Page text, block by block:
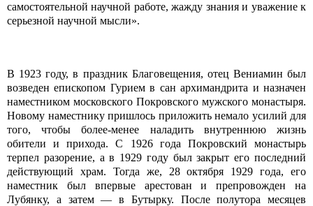
самостоятельной научной работе, жажду знания и уважение к
серьезной научной мысли».
В 1923 году, в праздник Благовещения, отец Вениамин был
возведен епископом Гурием в сан архимандрита и назначен
наместником московского Покровского мужского монастыря.
Новому наместнику пришлось приложить немало усилий для
того, чтобы более-менее наладить внутреннюю жизнь
обители и прихода. С 1926 года Покровский монастырь
терпел разорение, а в 1929 году был закрыт его последний
действующий храм. Тогда же, 28 октября 1929 года, его
наместник был впервые арестован и препровожден на
Лубянку, а затем — в Бутырку. После полутора месяцев